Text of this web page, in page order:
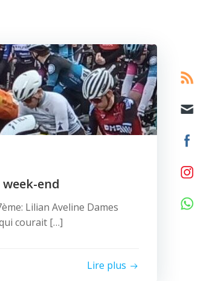
end
Lilian Aveline Dames
courait […]
Lire plus